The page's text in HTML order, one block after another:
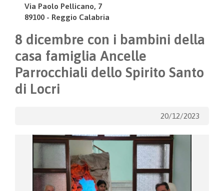
Via Paolo Pellicano, 7
89100 - Reggio Calabria
8 dicembre con i bambini della
casa famiglia Ancelle
Parrocchiali dello Spirito Santo
di Locri
20/12/2023